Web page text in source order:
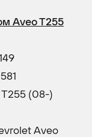
Aveo T255
(08-)
Aveo